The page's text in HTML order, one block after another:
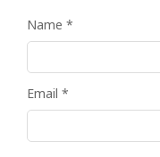
Name *
Email *